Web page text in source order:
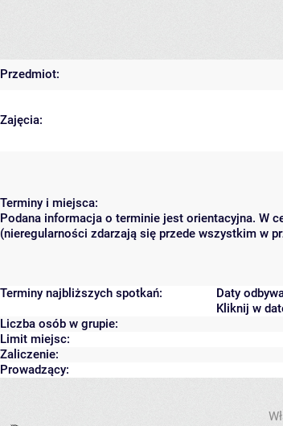
Przedmiot:
Zajęcia:
Terminy i miejsca:
Podana informacja o terminie jest orientacyjna. W
(nieregularności zdarzają się przede wszystkim w
Terminy najbliższych spotkań:
Daty
Kliknij w
Liczba osób w grupie:
Limit miejsc:
Zaliczenie:
Prowadzący: